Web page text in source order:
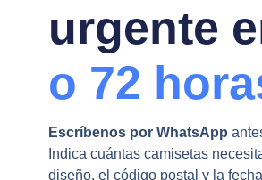
urgente
o 72
Escríbenos por WhatsApp
Indica cuántas camisetas
diseño, el código postal y la